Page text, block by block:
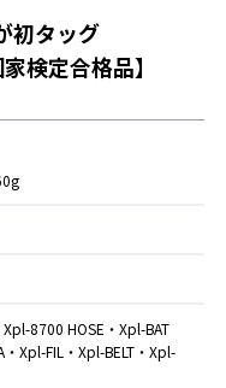
初タッグ
検定合格品】
8700 HOSE・Xpl-BAT
Xpl-FIL・Xpl-BELT・Xpl-